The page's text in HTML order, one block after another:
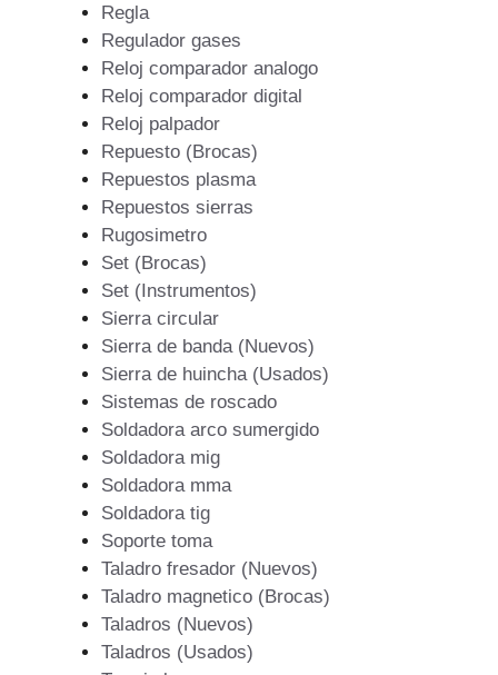
Regla
Regulador gases
Reloj comparador analogo
Reloj comparador digital
Reloj palpador
Repuesto (Brocas)
Repuestos plasma
Repuestos sierras
Rugosimetro
Set (Brocas)
Set (Instrumentos)
Sierra circular
Sierra de banda (Nuevos)
Sierra de huincha (Usados)
Sistemas de roscado
Soldadora arco sumergido
Soldadora mig
Soldadora mma
Soldadora tig
Soporte toma
Taladro fresador (Nuevos)
Taladro magnetico (Brocas)
Taladros (Nuevos)
Taladros (Usados)